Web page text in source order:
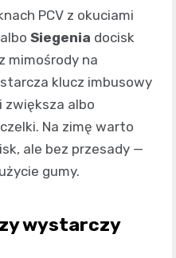
PCV z okuciami
albo Siegenia docisk
mimośrody na
klucz imbusowy
zwiększa albo
Na zimę warto
ale bez przesady —
gumy.
wystarczy